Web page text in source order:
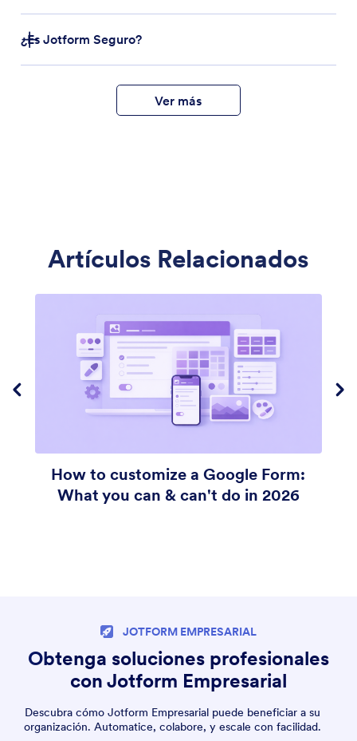
¿Es Jotform Seguro?
cumplimiento, el nivel 1 de
un cifrado SSL de 256 bits
encriptar sus formularios
Ver más
Artículos Relacionados
How to customize a Google Form:
What you can & can't do in 2026
JOTFORM EMPRESARIAL
Obtenga soluciones profesionales
con Jotform Empresarial
Descubra cómo Jotform Empresarial puede beneficiar a su
organización. Automatice, colabore, y escale con facilidad.